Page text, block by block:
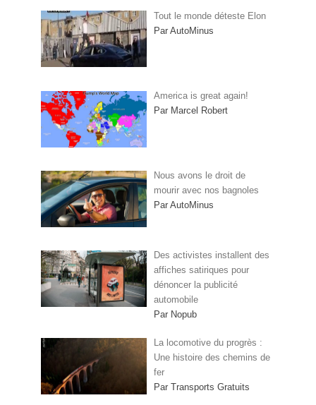
Tout le monde déteste Elon
Par AutoMinus
America is great again!
Par Marcel Robert
Nous avons le droit de
mourir avec nos bagnoles
Par AutoMinus
Des activistes installent des
affiches satiriques pour
dénoncer la publicité
automobile
Par Nopub
La locomotive du progrès :
Une histoire des chemins de
fer
Par Transports Gratuits